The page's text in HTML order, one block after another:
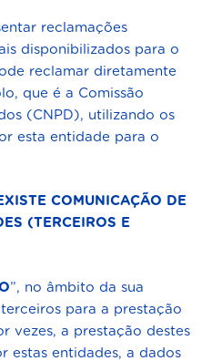
reclamações
disponibilizados para o
reclamar diretamente
que é a Comissão
(CNPD), utilizando os
esta entidade para o
COMUNICAÇÃO DE
(TERCEIROS E
”, no âmbito da sua
para a prestação
vezes, a prestação destes
estas entidades, a dados